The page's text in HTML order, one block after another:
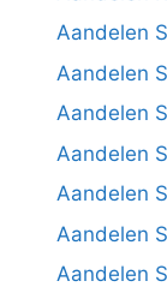
Aandelen
Aandelen
Aandelen
Aandelen
Aandelen
Aandelen
Aandelen